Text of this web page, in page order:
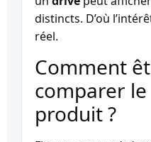
distincts. D’où
réel.
Comment
comparer
produit ?